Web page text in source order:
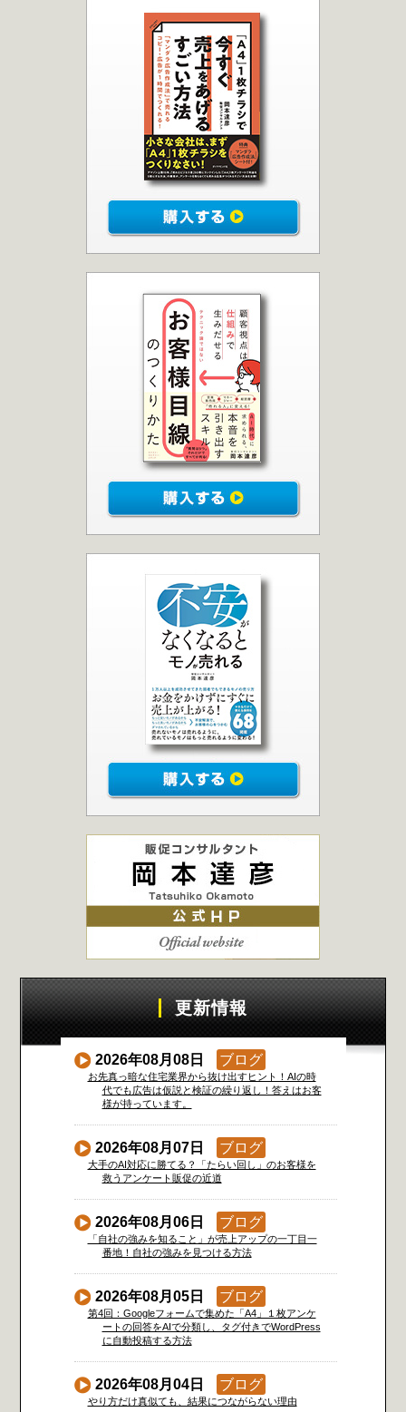
更新情報
2026年08月08日 ブログ
お先真っ暗な住宅業界から抜け出すヒント！AIの時
代でも広告は仮説と検証の繰り返し！答えはお客
様が持っています。
2026年08月07日 ブログ
大手のAI対応に勝てる？「たらい回し」のお客様を
救うアンケート販促の近道
2026年08月06日 ブログ
「自社の強みを知ること」が売上アップの一丁目一
番地！自社の強みを見つける方法
2026年08月05日 ブログ
第4回：Googleフォームで集めた「A4」１枚アンケ
ートの回答をAIで分類し、タグ付きでWordPress
に自動投稿する方法
2026年08月04日 ブログ
やり方だけ真似ても、結果につながらない理由